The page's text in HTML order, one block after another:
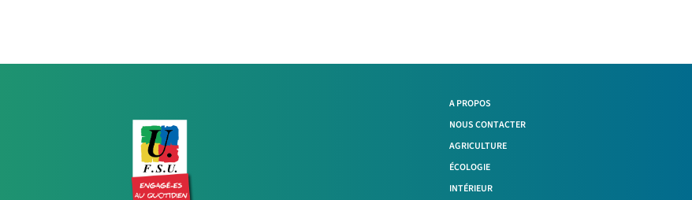
A PROPOS
NOUS CONTACTER
AGRICULTURE
ÉCOLOGIE
INTÉRIEUR